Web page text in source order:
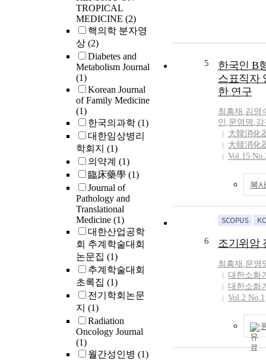
TROPICAL
MEDICINE (2)
핵의학 분자영
상 (2)
Diabetes and
Metabolism Journal
(1)
Korean Journal
of Family Medicine
(1)
한국의과학 (1)
대한임상병리
학회지 (1)
의약계 (1)
臨床藥學 (1)
Journal of
Pathology and
Translational
Medicine (1)
대한산업공학
회 추계학술대회
논문집 (1)
추계학술대회
초록집 (1)
전기학회논문
지 (1)
Radiation
Oncology Journal
(1)
월간성인병 (1)
5
한국인 B
스표직자
한 연구
최흥재 ,김영
인 ,문영명 ,
大韓消化
大韓消化
Vol.15
복
6 조기위암
최흥재 ,문영
대한소화
대한소화
Vol.2 No.1